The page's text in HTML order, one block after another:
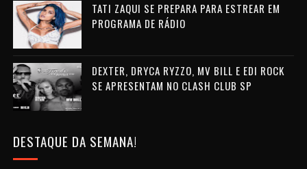
TATI ZAQUI SE PREPARA PARA ESTREAR EM
PROGRAMA DE RÁDIO
DEXTER, DRYCA RYZZO, MV BILL E EDI ROCK
SE APRESENTAM NO CLASH CLUB SP
DESTAQUE DA SEMANA!